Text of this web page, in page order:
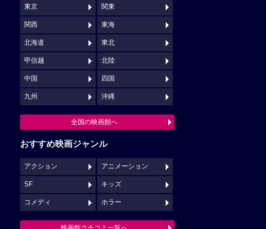
東京 関東
関西 東海
北海道 東北
甲信越 北陸
中国 四国
九州 沖縄
全国の映画館へ
おすすめ映画ジャンル
アクション アニメーション
SF キッズ
コメディ ホラー